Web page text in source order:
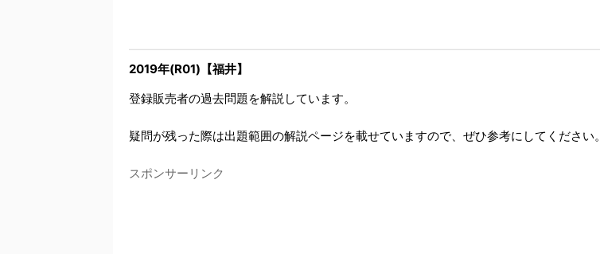
2019年(R01)【福井】
登録販売者の過去問題を解説しています。
疑問が残った際は出題範囲の解説ページを載せていますので、ぜひ参考にしてください。
スポンサーリンク